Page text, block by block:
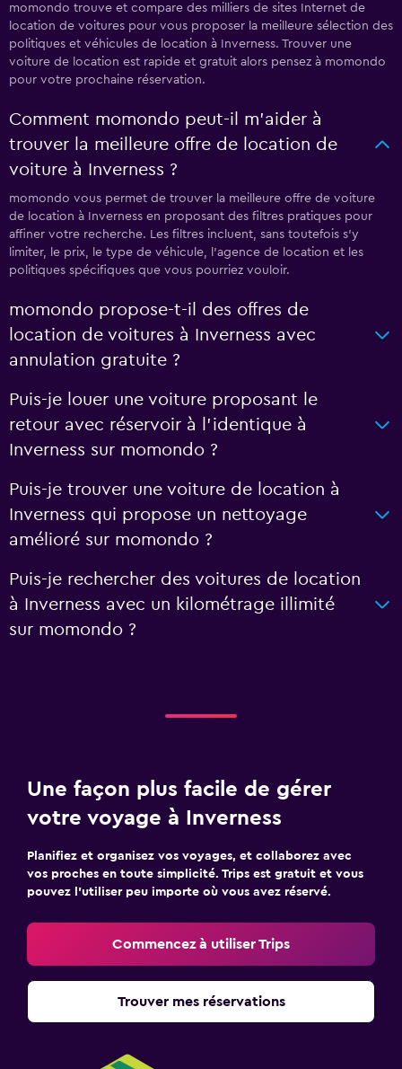
momondo trouve et compare des milliers de sites Internet de
location de voitures pour vous proposer la meilleure sélection des
politiques et véhicules de location à Inverness. Trouver une
voiture de location est rapide et gratuit alors pensez à momondo
pour votre prochaine réservation.
Comment momondo peut-il m’aider à
trouver la meilleure offre de location de
voiture à Inverness ?
momondo vous permet de trouver la meilleure offre de voiture
de location à Inverness en proposant des filtres pratiques pour
affiner votre recherche. Les filtres incluent, sans toutefois s'y
limiter, le prix, le type de véhicule, l'agence de location et les
politiques spécifiques que vous pourriez vouloir.
momondo propose-t-il des offres de
location de voitures à Inverness avec
annulation gratuite ?
Puis-je louer une voiture proposant le
retour avec réservoir à l’identique à
Inverness sur momondo ?
Puis-je trouver une voiture de location à
Inverness qui propose un nettoyage
amélioré sur momondo ?
Puis-je rechercher des voitures de location
à Inverness avec un kilométrage illimité
sur momondo ?
Une façon plus facile de gérer
votre voyage à Inverness
Planifiez et organisez vos voyages, et collaborez avec
vos proches en toute simplicité. Trips est gratuit et vous
pouvez l’utiliser peu importe où vous avez réservé.
Commencez à utiliser Trips
Trouver mes réservations